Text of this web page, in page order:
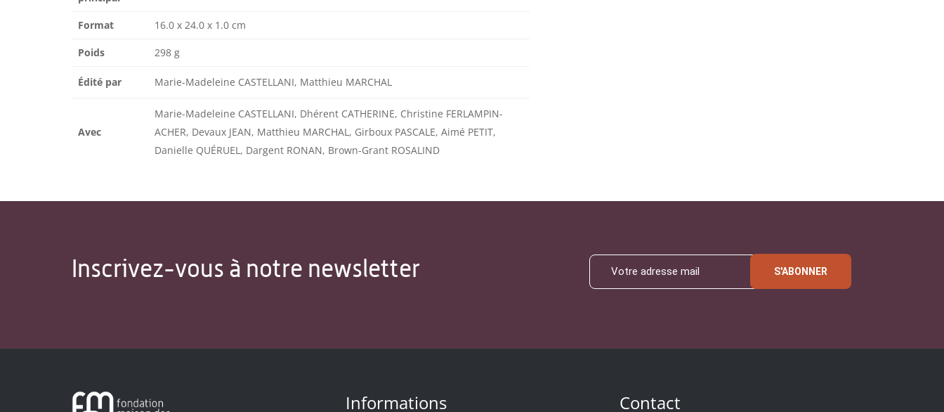
Format 16.0 x 24.0 x 1.0 cm
Poids 298 g
Édité par Marie-Madeleine CASTELLANI, Matthieu MARCHAL
Avec
Marie-Madeleine CASTELLANI, Dhérent CATHERINE, Christine FERLAMPIN-
ACHER, Devaux JEAN, Matthieu MARCHAL, Girboux PASCALE, Aimé PETIT,
Danielle QUÉRUEL, Dargent RONAN, Brown-Grant ROSALIND
Inscrivez-vous à notre newsletter S'ABONNER
Informations Contact